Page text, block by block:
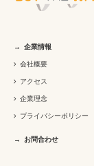
企業情報
会社概要
アクセス
企業理念
プライバシーポリシー
お問合わせ